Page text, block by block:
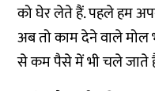
को घेर लेते हैं. पहले हम
अब तो काम देने वाले
से कम पैसे में भी चले जाते